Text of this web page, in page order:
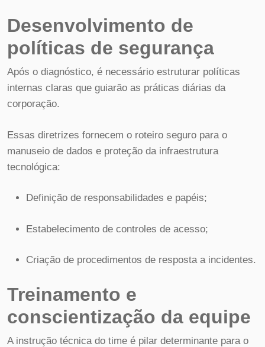
Desenvolvimento de
políticas de segurança
Após o diagnóstico, é necessário estruturar políticas
internas claras que guiarão as práticas diárias da
corporação.
Essas diretrizes fornecem o roteiro seguro para o
manuseio de dados e proteção da infraestrutura
tecnológica:
Definição de responsabilidades e papéis;
Estabelecimento de controles de acesso;
Criação de procedimentos de resposta a incidentes.
Treinamento e
conscientização da equipe
A instrução técnica do time é pilar determinante para o